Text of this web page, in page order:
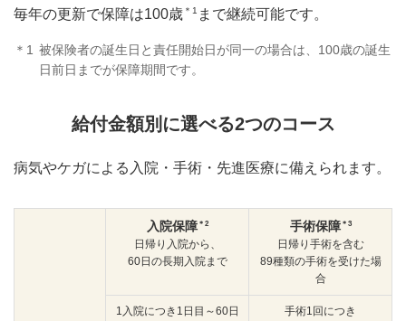
毎年の更新で保障は100歳 ＊1 まで継続可能です。
＊1 被保険者の誕生日と責任開始日が同一の場合は、100歳の誕生
日前日までが保障期間です。
給付金額別に選べる2つのコース
病気やケガによる入院・手術・先進医療に備えられます。
入院保障＊2
日帰り入院から、
60日の長期入院まで
手術保障＊3
日帰り手術を含む
89種類の手術を受けた場
合
1入院につき1日目～60日
手術1回につき